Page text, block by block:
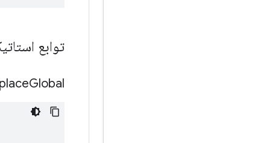
توابع
Global